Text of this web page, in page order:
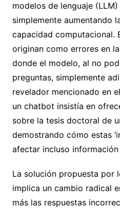
modelos de lenguaje
simplemente aumentando
capacidad computacional.
originan como errores en
donde el modelo, al no
preguntas, simplemente
revelador mencionado en
un chatbot insistía en
sobre la tesis doctoral de
demostrando cómo estas
afectar incluso
La solución propuesta por
implica un cambio radical
más las respuestas